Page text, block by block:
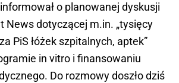
o planowanej dyskusji
News dotyczącej m.in. „tysięcy
PiS łóżek szpitalnych, aptek”
in vitro i finansowaniu
Do rozmowy doszło dziś